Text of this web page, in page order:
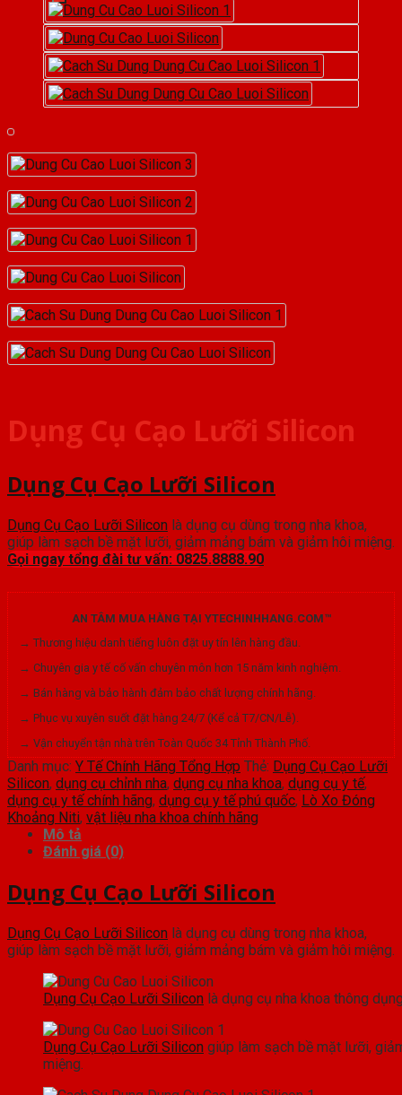
Dụng Cụ Cạo Lưỡi Silicon
Dụng Cụ Cạo Lưỡi Silicon
Dụng Cụ Cạo Lưỡi Silicon là dụng cụ dùng trong nha khoa,
giúp làm sạch bề mặt lưỡi, giảm mảng bám và giảm hôi miệng.
Gọi ngay tổng đài tư vấn: 0825.8888.90
AN TÂM MUA HÀNG TẠI YTECHINHHANG.COM™
→ Thương hiệu danh tiếng luôn đặt uy tín lên hàng đầu.
→ Chuyên gia y tế cố vấn chuyên môn hơn 15 năm kinh nghiệm.
→ Bán hàng và bảo hành đảm bảo chất lượng chính hãng.
→ Phục vụ xuyên suốt đặt hàng 24/7 (Kể cả T7/CN/Lễ).
→ Vận chuyển tận nhà trên Toàn Quốc 34 Tỉnh Thành Phố.
Danh mục: Y Tế Chính Hãng Tổng Hợp Thẻ: Dụng Cụ Cạo Lưỡi
Silicon, dụng cụ chỉnh nha, dụng cụ nha khoa, dụng cụ y tế,
dụng cụ y tế chính hãng, dụng cụ y tế phú quốc, Lò Xo Đóng
Khoảng Niti, vật liệu nha khoa chính hãng
Mô tả
Đánh giá (0)
Dụng Cụ Cạo Lưỡi Silicon
Dụng Cụ Cạo Lưỡi Silicon là dụng cụ dùng trong nha khoa,
giúp làm sạch bề mặt lưỡi, giảm mảng bám và giảm hôi miệng.
Dụng Cụ Cạo Lưỡi Silicon là dụng cụ nha khoa thông
Dụng Cụ Cạo Lưỡi Silicon giúp làm sạch bề mặt lưỡi,
miệng.